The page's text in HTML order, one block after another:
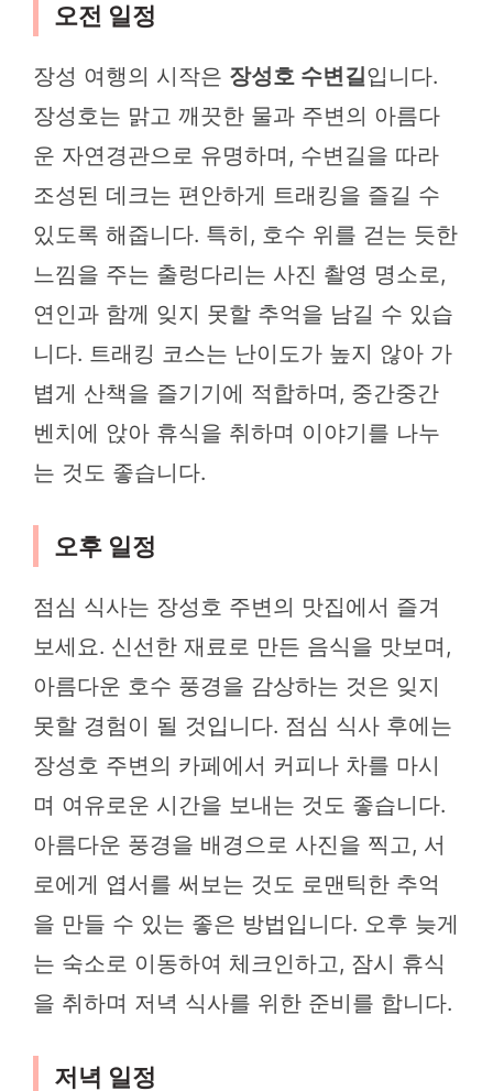
오전 일정
장성 여행의 시작은 장성호 수변길입니다.
장성호는 맑고 깨끗한 물과 주변의 아름다
운 자연경관으로 유명하며, 수변길을 따라
조성된 데크는 편안하게 트래킹을 즐길 수
있도록 해줍니다. 특히, 호수 위를 걷는 듯한
느낌을 주는 출렁다리는 사진 촬영 명소로,
연인과 함께 잊지 못할 추억을 남길 수 있습
니다. 트래킹 코스는 난이도가 높지 않아 가
볍게 산책을 즐기기에 적합하며, 중간중간
벤치에 앉아 휴식을 취하며 이야기를 나누
는 것도 좋습니다.
오후 일정
점심 식사는 장성호 주변의 맛집에서 즐겨
보세요. 신선한 재료로 만든 음식을 맛보며,
아름다운 호수 풍경을 감상하는 것은 잊지
못할 경험이 될 것입니다. 점심 식사 후에는
장성호 주변의 카페에서 커피나 차를 마시
며 여유로운 시간을 보내는 것도 좋습니다.
아름다운 풍경을 배경으로 사진을 찍고, 서
로에게 엽서를 써보는 것도 로맨틱한 추억
을 만들 수 있는 좋은 방법입니다. 오후 늦게
는 숙소로 이동하여 체크인하고, 잠시 휴식
을 취하며 저녁 식사를 위한 준비를 합니다.
저녁 일정